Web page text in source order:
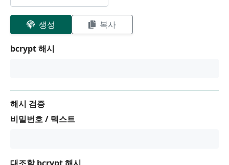
생성 복사
bcrypt 해시
해시 검증
비밀번호 / 텍스트